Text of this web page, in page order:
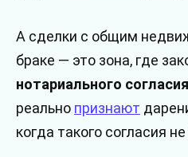
А сделки с общим
браке — это зона, где
нотариального
реально признают
когда такого согласия